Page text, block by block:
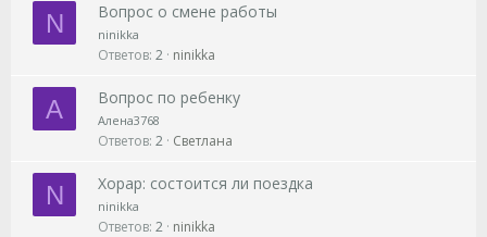
N Вопрос о смене работы
ninikka
Ответов 2 ninikka
А Вопрос по ребенку
Алена3768
Ответов 2 Светлана
N Хорар: состоится ли поездка
ninikka
Ответов 2 ninikka